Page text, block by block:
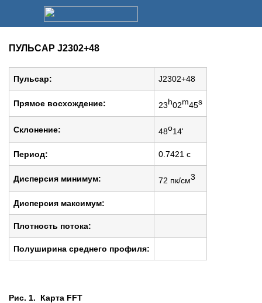
ПУЛЬСАР J2302+48
Пульсар: J2302+48
Прямое восхождение: 23h02m45s
Cклонение: 48o14'
Период: 0.7421 c
Дисперсия минимум: 72 пк/см3
Дисперсия максимум:
Плотность потока:
Полуширина среднего профиля:
Рис. 1. Карта FFT